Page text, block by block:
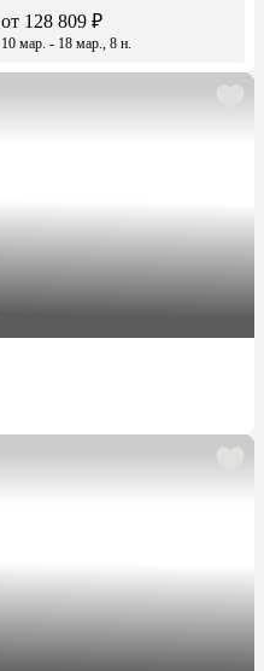
от 128 809 ₽
10 мар. - 18 мар., 8 н.